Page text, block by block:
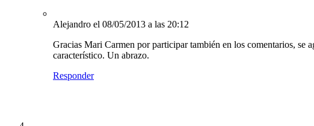
Alejandro el 08/05/2013 a las 20:12
Gracias Mari Carmen por participar también en los comentarios, se
característico. Un abrazo.
Responder